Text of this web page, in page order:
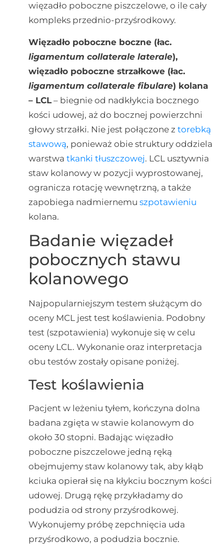
więzadło poboczne piszczelowe, o ile cały
kompleks przednio-przyśrodkowy.
Więzadło poboczne boczne (łac.
ligamentum collaterale laterale),
więzadło poboczne strzałkowe (łac.
ligamentum collaterale fibulare) kolana
– LCL– biegnie od nadkłykcia bocznego
kości udowej, aż do bocznej powierzchni
głowy strzałki. Nie jest połączone z torebką
stawową, ponieważ obie struktury oddziela
warstwa tkanki tłuszczowej. LCL usztywnia
staw kolanowy w pozycji wyprostowanej,
ogranicza rotację wewnętrzną, a także
zapobiega nadmiernemu szpotawieniu
kolana.
Badanie więzadeł
pobocznych stawu
kolanowego
Najpopularniejszym testem służącym do
oceny MCL jest test koślawienia. Podobny
test (szpotawienia) wykonuje się w celu
oceny LCL. Wykonanie oraz interpretacja
obu testów zostały opisane poniżej.
Test koślawienia
Pacjent w leżeniu tyłem, kończyna dolna
badana zgięta w stawie kolanowym do
około 30 stopni. Badając więzadło
poboczne piszczelowe jedną ręką
obejmujemy staw kolanowy tak, aby kłąb
kciuka opierał się na kłykciu bocznym kości
udowej. Drugą rękę przykładamy do
podudzia od strony przyśrodkowej.
Wykonujemy próbę zepchnięcia uda
przyśrodkowo, a podudzia bocznie.